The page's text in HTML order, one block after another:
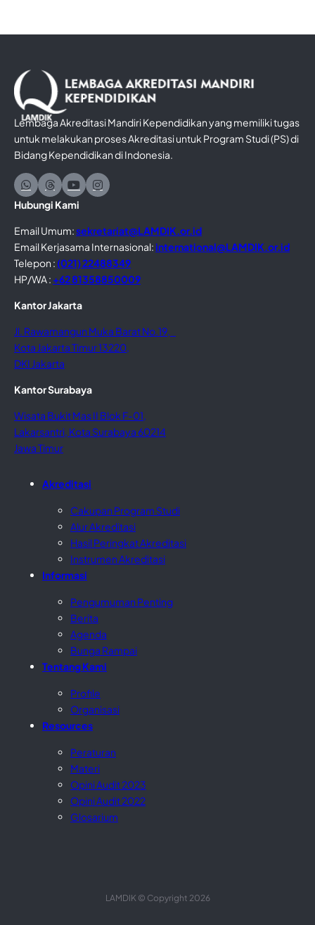
Lembaga Akreditasi Mandiri Kependidikan yang memiliki tugas
untuk melakukan proses Akreditasi untuk Program Studi (PS) di
Bidang Kependidikan di Indonesia.
Hubungi Kami
Email Umum:sekretariat@LAMDIK.or.id
Email Kerjasama Internasional:international@LAMDIK.or.id
Telepon : (021) 22488349
HP/WA : +62 81358850009
Kantor Jakarta
Jl. Rawamangun Muka Barat No.19,
Kota Jakarta Timur 13220,
DKI Jakarta
Kantor Surabaya
Wisata Bukit Mas II Blok F-01,
Lakarsantri, Kota Surabaya 60214
Jawa Timur
Akreditasi
Cakupan Program Studi
Alur Akreditasi
Hasil Peringkat Akreditasi
Instrumen Akreditasi
Informasi
Pengumuman Penting
Berita
Agenda
Bunga Rampai
Tentang Kami
Profile
Organisasi
Resources
Peraturan
Materi
Opini Audit 2023
Opini Audit 2022
Glosarium
LAMDIK © Copyright 2026